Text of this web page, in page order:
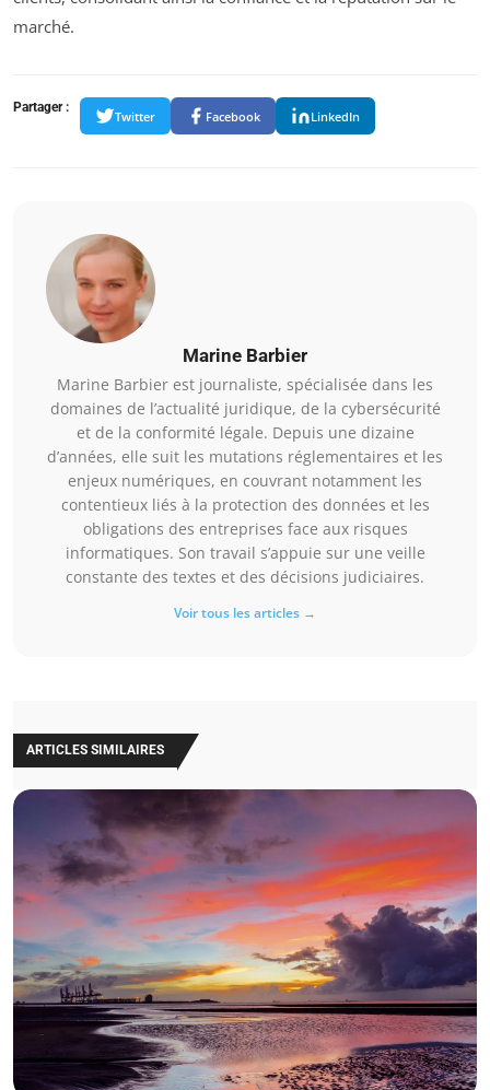
marché.
Partager :
Twitter Facebook LinkedIn
Marine Barbier
Marine Barbier est journaliste, spécialisée dans les
domaines de l’actualité juridique, de la cybersécurité
et de la conformité légale. Depuis une dizaine
d’années, elle suit les mutations réglementaires et les
enjeux numériques, en couvrant notamment les
contentieux liés à la protection des données et les
obligations des entreprises face aux risques
informatiques. Son travail s’appuie sur une veille
constante des textes et des décisions judiciaires.
Voir tous les articles →
ARTICLES SIMILAIRES